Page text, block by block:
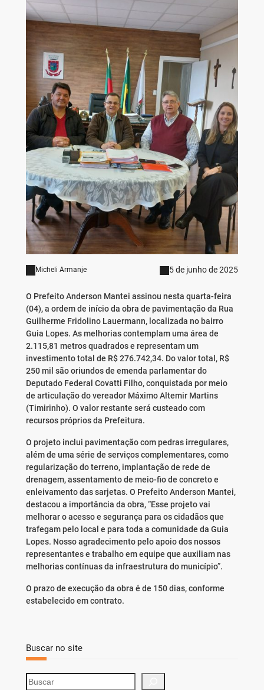
Micheli Armanje 5 de junho de 2025
O Prefeito Anderson Mantei assinou nesta quarta-feira
(04), a ordem de início da obra de pavimentação da Rua
Guilherme Fridolino Lauermann, localizada no bairro
Guia Lopes. As melhorias contemplam uma área de
2.115,81 metros quadrados e representam um
investimento total de R$ 276.742,34. Do valor total, R$
250 mil são oriundos de emenda parlamentar do
Deputado Federal Covatti Filho, conquistada por meio
de articulação do vereador Máximo Altemir Martins
(Timirinho). O valor restante será custeado com
recursos próprios da Prefeitura.
O projeto inclui pavimentação com pedras irregulares,
além de uma série de serviços complementares, como
regularização do terreno, implantação de rede de
drenagem, assentamento de meio-fio de concreto e
enleivamento das sarjetas. O Prefeito Anderson Mantei,
destacou a importância da obra, “Esse projeto vai
melhorar o acesso e segurança para os cidadãos que
trafegam pelo local e para toda a comunidade da Guia
Lopes. Nosso agradecimento pelo apoio dos nossos
representantes e trabalho em equipe que auxiliam nas
melhorias contínuas da infraestrutura do município”.
O prazo de execução da obra é de 150 dias, conforme
estabelecido em contrato.
Buscar no site
S